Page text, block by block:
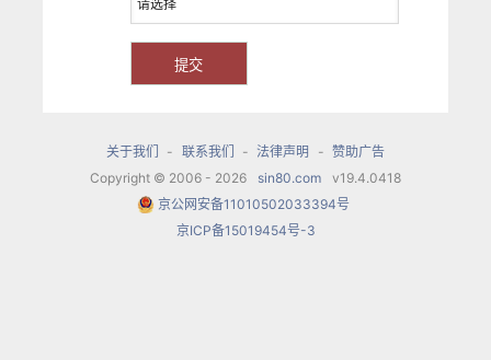
关于我们 - 联系我们 - 法律声明 - 赞助广告
Copyright © 2006 - 2026
sin80.com
v19.4.0418
京公网安备11010502033394号
京ICP备15019454号-3